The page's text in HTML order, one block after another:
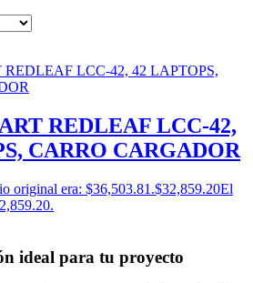
REDLEAF LCC-42,
CARRO CARGADOR
original era: $36,503.81.$32,859.20El
ideal para tu proyecto